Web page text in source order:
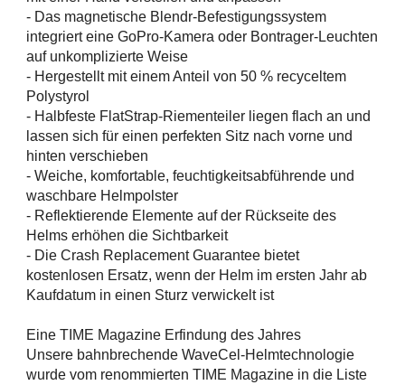
- Das magnetische Blendr-Befestigungssystem
integriert eine GoPro-Kamera oder Bontrager-Leuchten
auf unkomplizierte Weise
- Hergestellt mit einem Anteil von 50 % recyceltem
Polystyrol
- Halbfeste FlatStrap-Riementeiler liegen flach an und
lassen sich für einen perfekten Sitz nach vorne und
hinten verschieben
- Weiche, komfortable, feuchtigkeitsabführende und
waschbare Helmpolster
- Reflektierende Elemente auf der Rückseite des
Helms erhöhen die Sichtbarkeit
- Die Crash Replacement Guarantee bietet
kostenlosen Ersatz, wenn der Helm im ersten Jahr ab
Kaufdatum in einen Sturz verwickelt ist
Eine TIME Magazine Erfindung des Jahres
Unsere bahnbrechende WaveCel-Helmtechnologie
wurde vom renommierten TIME Magazine in die Liste